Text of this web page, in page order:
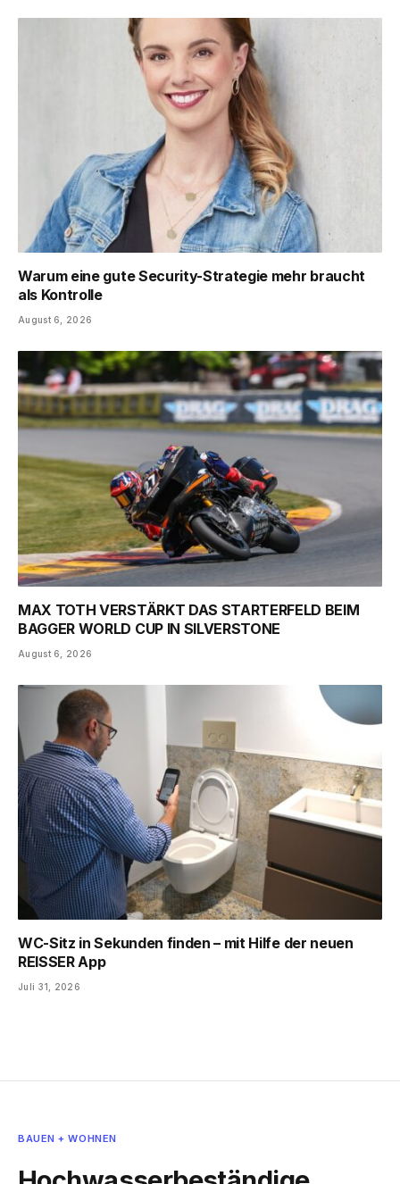
Warum eine gute Security-Strategie mehr braucht
als Kontrolle
August 6, 2026
MAX TOTH VERSTÄRKT DAS STARTERFELD BEIM
BAGGER WORLD CUP IN SILVERSTONE
August 6, 2026
WC-Sitz in Sekunden finden – mit Hilfe der neuen
REISSER App
Juli 31, 2026
BAUEN + WOHNEN